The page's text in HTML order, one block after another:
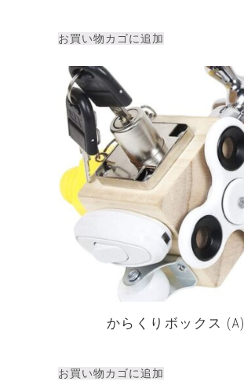
お買い物カゴに追加
からくりボックス (A)
お買い物カゴに追加